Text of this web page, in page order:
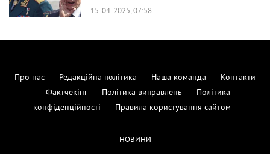
15-04-2025, 07:58
Про нас Редакційна політика Наша команда
Контакти
Фактчекінг
Політика виправлень
Політика
конфіденційності
Правила користування сайтом
НОВИНИ